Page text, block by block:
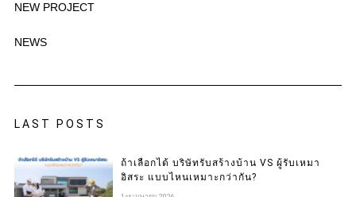
NEW PROJECT
NEWS
LAST POSTS
ถ้าเลือกได้ บริษัทรับสร้างบ้าน VS ผู้รับเหมา
อิสระ แบบไหนเหมาะกว่ากัน?